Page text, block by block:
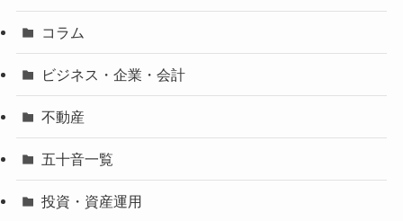
コラム
ビジネス・企業・会計
不動産
五十音一覧
投資・資産運用